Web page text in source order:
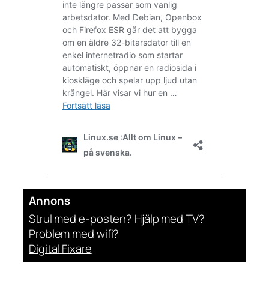
Annons
Strul med e-posten? Hjälp med TV?
Problem med wifi?
Digital Fixare